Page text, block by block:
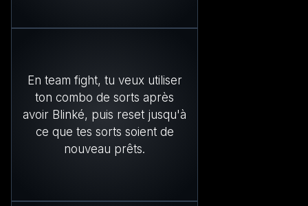
En team fight, tu veux utiliser
ton combo de sorts après
avoir Blinké, puis reset jusqu'à
ce que tes sorts soient de
nouveau prêts.